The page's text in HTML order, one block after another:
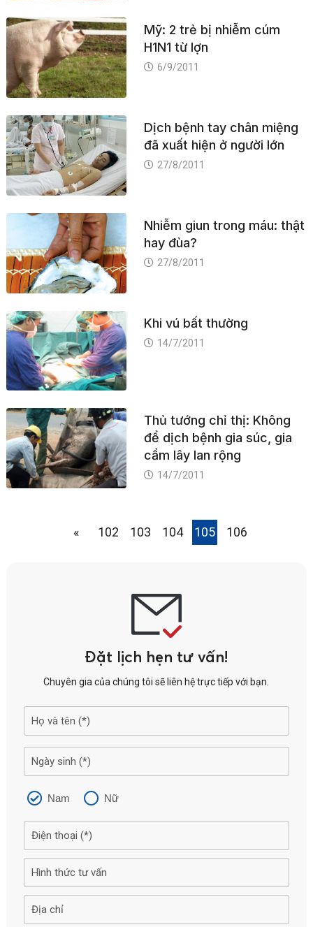
Mỹ: 2 trẻ bị nhiễm cúm
H1N1 từ lợn
6/9/2011
Dịch bệnh tay chân miệng
đã xuất hiện ở người lớn
27/8/2011
Nhiễm giun trong máu: thật
hay đùa?
27/8/2011
Khi vú bất thường
14/7/2011
Thủ tướng chỉ thị: Không
để dịch bệnh gia súc, gia
cầm lây lan rộng
14/7/2011
« 102 103 104 105 106
Đặt lịch hẹn tư vấn!
Chuyên gia của chúng tôi sẽ liên hệ trực tiếp với bạn.
Nam Nữ